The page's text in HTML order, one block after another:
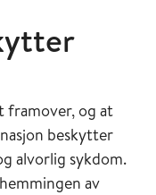
framover, og at
beskytter
alvorlig sykdom.
av